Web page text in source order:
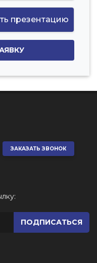
презентацию
ЗАКАЗАТЬ ЗВОНОК
ПОДПИСАТЬСЯ